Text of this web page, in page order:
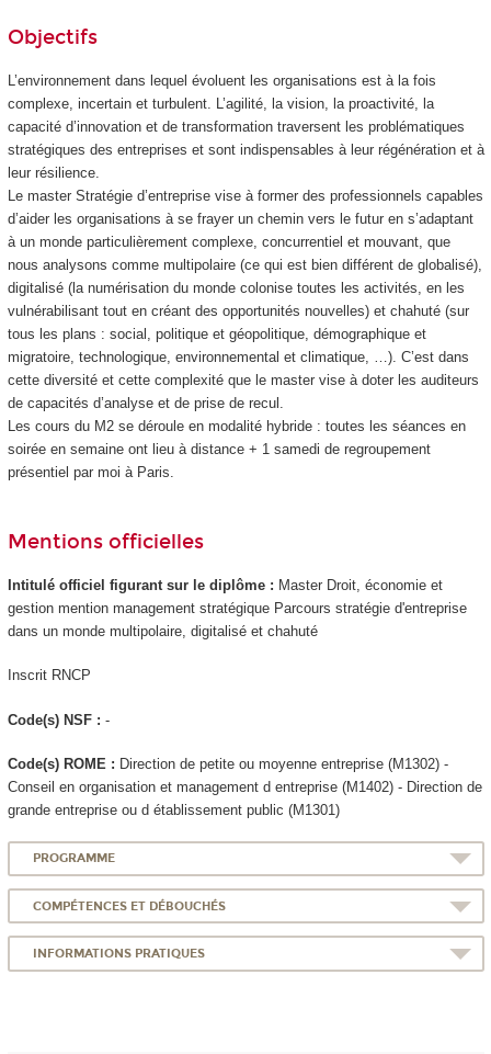
Objectifs
L’environnement dans lequel évoluent les organisations est à la fois
complexe, incertain et turbulent. L’agilité, la vision, la proactivité, la
capacité d’innovation et de transformation traversent les problématiques
stratégiques des entreprises et sont indispensables à leur régénération et à
leur résilience.
Le master Stratégie d’entreprise vise à former des professionnels capables
d’aider les organisations à se frayer un chemin vers le futur en s’adaptant
à un monde particulièrement complexe, concurrentiel et mouvant, que
nous analysons comme multipolaire (ce qui est bien différent de globalisé),
digitalisé (la numérisation du monde colonise toutes les activités, en les
vulnérabilisant tout en créant des opportunités nouvelles) et chahuté (sur
tous les plans : social, politique et géopolitique, démographique et
migratoire, technologique, environnemental et climatique, …). C’est dans
cette diversité et cette complexité que le master vise à doter les auditeurs
de capacités d’analyse et de prise de recul.
Les cours du M2 se déroule en modalité hybride : toutes les séances en
soirée en semaine ont lieu à distance + 1 samedi de regroupement
présentiel par moi à Paris.
Mentions officielles
Intitulé officiel figurant sur le diplôme : Master Droit, économie et
gestion mention management stratégique Parcours stratégie d'entreprise
dans un monde multipolaire, digitalisé et chahuté
Inscrit RNCP
Code(s) NSF : -
Code(s) ROME : Direction de petite ou moyenne entreprise (M1302) -
Conseil en organisation et management d entreprise (M1402) - Direction de
grande entreprise ou d établissement public (M1301)
PROGRAMME
COMPÉTENCES ET DÉBOUCHÉS
INFORMATIONS PRATIQUES